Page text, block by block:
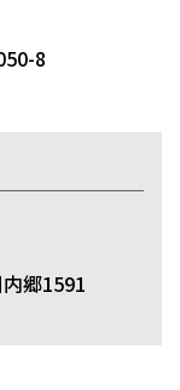
8
郷1591